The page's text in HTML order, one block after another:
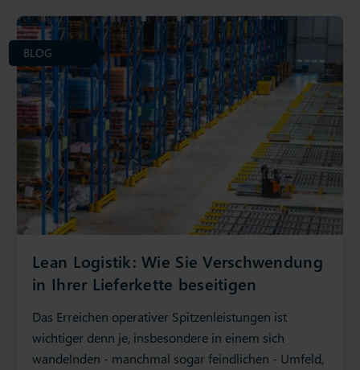
Lean Logistik: Wie Sie Verschwendung
in Ihrer Lieferkette beseitigen
Das Erreichen operativer Spitzenleistungen ist
wichtiger denn je, insbesondere in einem sich
wandelnden - manchmal sogar feindlichen - Umfeld,
BLOG